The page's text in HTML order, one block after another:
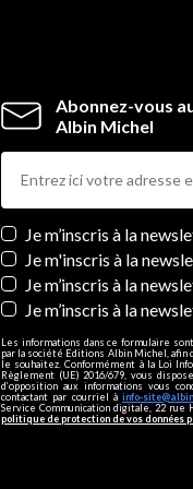
Abonnez-vous
Albin Michel
Newsletters
Je m’inscris à la
Je m'inscris à la
Je m’inscris à la
Je m’inscris à la
Les informations dans ce formulaire
par la société Editions Albin Michel,
le souhaitez. Conformément à la Loi
Règlement (UE) 2016/679, vous
d’opposition aux informations vous
contactant par courriel àinfo-
Service Communication digitale, 22 rue
politique de protection de vos données